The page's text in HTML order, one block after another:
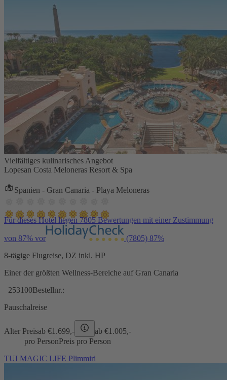
Vielfältiges kulinarisches Angebot
Lopesan Costa Meloneras Resort & Spa
Spanien - Gran Canaria - Playa Meloneras
Für dieses Hotel liegen 7805 Bewertungen mit einer Zustimmung
von 87% vor (7805) 87%
8-tägige Flugreise, DZ inkl. HP
Einer der größten Wellness-Bereiche auf Gran Canaria
253100Bestellnr.:
Pauschalreise
Alter Preisab €1.699,- ab €1.005,-
pro PersonPreis pro Person
TUI MAGIC LIFE Plimmiri